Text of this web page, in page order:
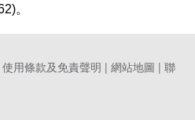
。
使用條款及免責聲明 | 網站地圖 | 聯